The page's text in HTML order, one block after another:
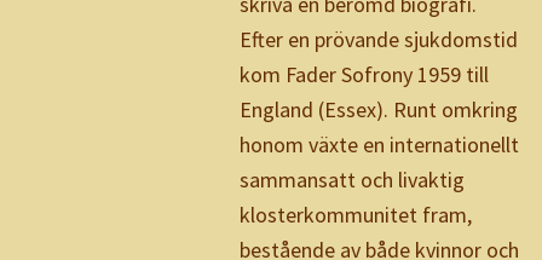
Efter en prövande sjukdomstid
kom Fader Sofrony 1959 till
England (Essex). Runt omkring
honom växte en internationellt
sammansatt och livaktig
klosterkommunitet fram,
bestående av både kvinnor och